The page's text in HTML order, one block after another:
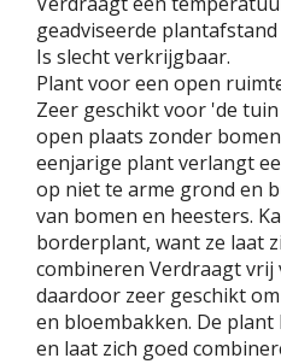
geadviseerde plantafstand
Is slecht verkrijgbaar.
Plant voor een open
Zeer geschikt voor 'de
open plaats zonder
eenjarige plant verlangt
op niet te arme grond en
van bomen en heesters.
borderplant, want ze laat
combineren Verdraagt vrij
daardoor zeer geschikt
en bloembakken. De
en laat zich goed